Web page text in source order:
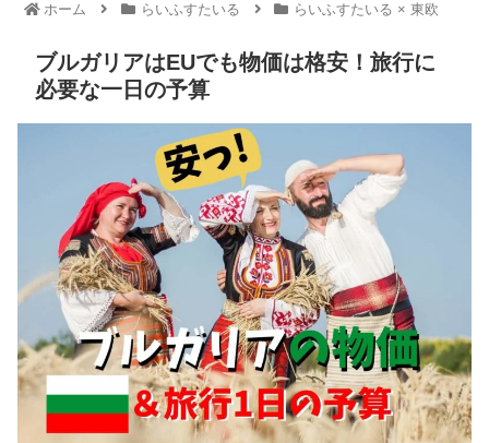
ホーム らいふすたいる らいふすたいる × 東欧
ブルガリアはEUでも物価は格安！旅行に
必要な一日の予算